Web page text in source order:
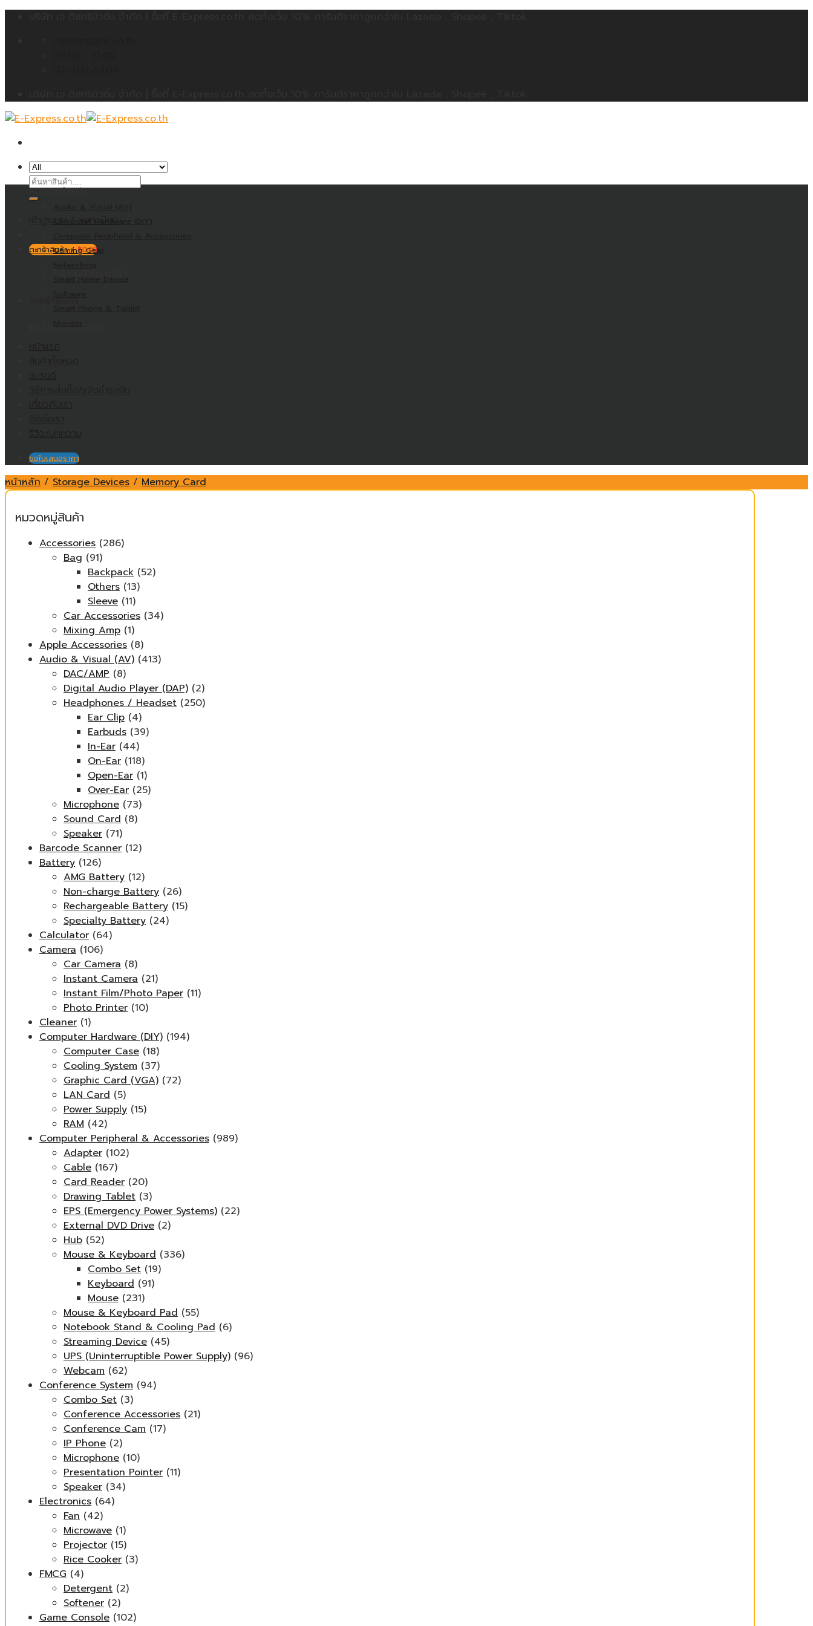
ค้นหา:
ตะกร้าสินค้า /฿0.00
หมวดหมู่สินค้า
Gaming Gear
Smart Home Device
ขอใบเสนอราคา
หน้าหลัก / Storage Devices / Memory Card
หมวดหมู่สินค้า
Accessories (286)
Bag (91)
Backpack (52)
Others (13)
Sleeve (11)
Car Accessories (34)
Mixing Amp (1)
Apple Accessories (8)
Audio & Visual (AV) (413)
DAC/AMP (8)
Digital Audio Player (DAP) (2)
Headphones / Headset (250)
Ear Clip (4)
Earbuds (39)
In-Ear (44)
On-Ear (118)
Open-Ear (1)
Over-Ear (25)
Microphone (73)
Sound Card (8)
Speaker (71)
Barcode Scanner (12)
Battery (126)
AMG Battery (12)
Non-charge Battery (26)
Rechargeable Battery (15)
Specialty Battery (24)
Calculator (64)
Camera (106)
Car Camera (8)
Instant Camera (21)
Instant Film/Photo Paper (11)
Photo Printer (10)
Cleaner (1)
Computer Hardware (DIY) (194)
Computer Case (18)
Cooling System (37)
Graphic Card (VGA) (72)
LAN Card (5)
Power Supply (15)
RAM (42)
Computer Peripheral & Accessories (989)
Adapter (102)
Cable (167)
Card Reader (20)
Drawing Tablet (3)
EPS (Emergency Power Systems) (22)
External DVD Drive (2)
Hub (52)
Mouse & Keyboard (336)
Combo Set (19)
Keyboard (91)
Mouse (231)
Mouse & Keyboard Pad (55)
Notebook Stand & Cooling Pad (6)
Streaming Device (45)
UPS (Uninterruptible Power Supply) (96)
Webcam (62)
Conference System (94)
Combo Set (3)
Conference Accessories (21)
Conference Cam (17)
IP Phone (2)
Microphone (10)
Presentation Pointer (11)
Speaker (34)
Electronics (64)
Fan (42)
Microwave (1)
Projector (15)
Rice Cooker (3)
FMCG (4)
Detergent (2)
Softener (2)
Game Console (102)